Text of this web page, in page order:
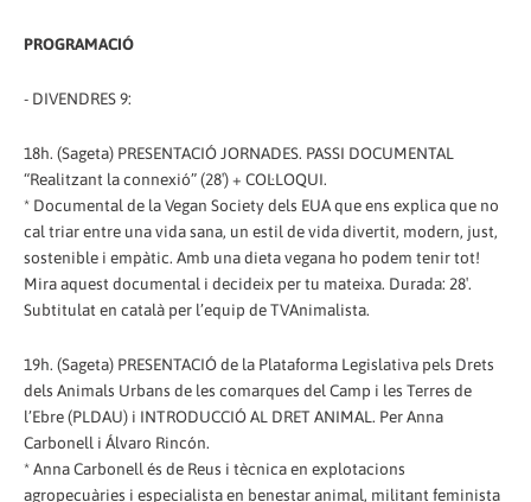
PROGRAMACIÓ
- DIVENDRES 9:
18h. (Sageta) PRESENTACIÓ JORNADES. PASSI DOCUMENTAL
“Realitzant la connexió” (28′) + COL·LOQUI.
* Documental de la Vegan Society dels EUA que ens explica que no
cal triar entre una vida sana, un estil de vida divertit, modern, just,
sostenible i empàtic. Amb una dieta vegana ho podem tenir tot!
Mira aquest documental i decideix per tu mateixa. Durada: 28′.
Subtitulat en català per l’equip de TVAnimalista.
19h. (Sageta) PRESENTACIÓ de la Plataforma Legislativa pels Drets
dels Animals Urbans de les comarques del Camp i les Terres de
l’Ebre (PLDAU) i INTRODUCCIÓ AL DRET ANIMAL. Per Anna
Carbonell i Álvaro Rincón.
* Anna Carbonell és de Reus i tècnica en explotacions
agropecuàries i especialista en benestar animal, militant feminista